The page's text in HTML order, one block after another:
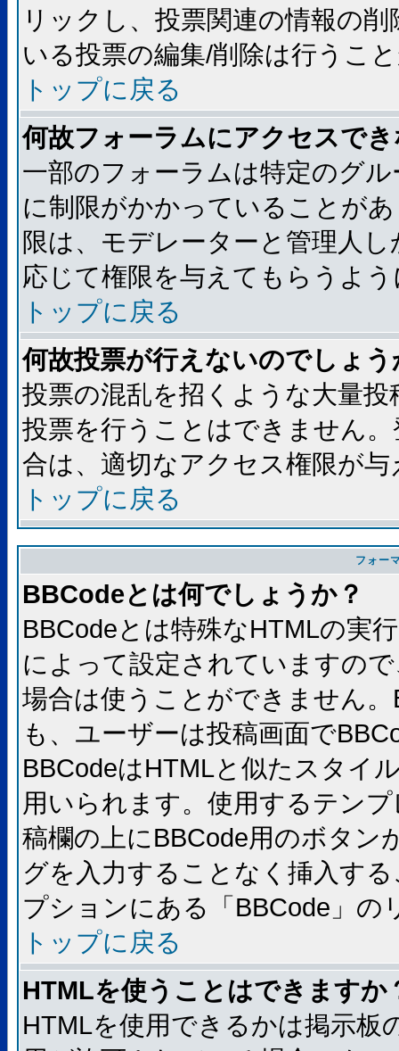
リックし、投票関連の情報の
いる投票の編集/削除は行うこ
トップに戻る
何故フォーラムにアクセスで
一部のフォーラムは特定のグ
に制限がかかっていることが
限は、モデレーターと管理人
応じて権限を与えてもらうよ
トップに戻る
何故投票が行えないのでしょう
投票の混乱を招くような大量
投票を行うことはできません
合は、適切なアクセス権限が
トップに戻る
フォー
BBCodeとは何でしょうか？
BBCodeとは特殊なHTMLの実
によって設定されていますの
場合は使うことができません
も、ユーザーは投稿画面で
BBCodeはHTMLと似たスタイ
用いられます。使用するテン
稿欄の上にBBCode用のボタン
グを入力することなく挿入す
プションにある「BBCode」
トップに戻る
HTMLを使うことはできますか
HTMLを使用できるかは掲示板